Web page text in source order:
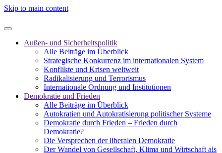
Skip to main content
Außen- und Sicherheitspolitik
Alle Beiträge im Überblick
Strategische Konkurrenz im internationalen System
Konflikte und Krisen weltweit
Radikalisierung und Terrorismus
Internationale Ordnung und Institutionen
Demokratie und Frieden
Alle Beiträge im Überblick
Autokratien und Autokratisierung politischer Systeme
Demokratie durch Frieden – Frieden durch
Demokratie?
Die Versprechen der liberalen Demokratie
Der Wandel von Gesellschaft, Klima und Wirtschaft als